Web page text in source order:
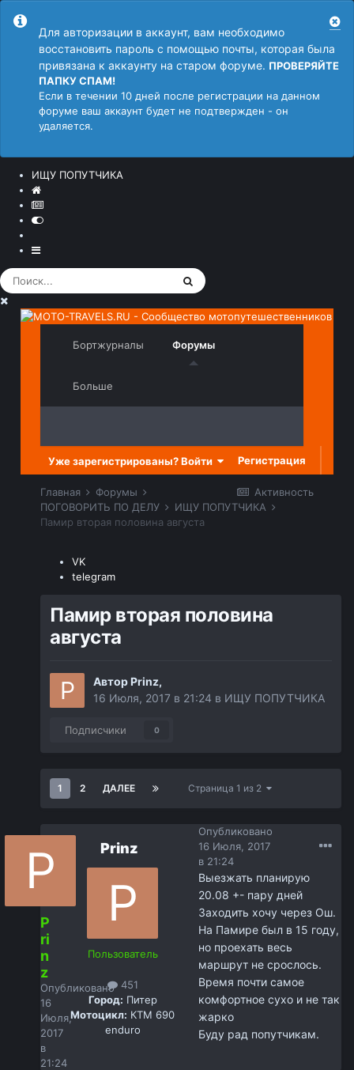
Для авторизации в аккаунт, вам необходимо
восстановить пароль с помощью почты, которая была
привязана к аккаунту на старом форуме. ПРОВЕРЯЙТЕ
ПАПКУ СПАМ!
Если в течении 10 дней после регистрации на данном
форуме ваш аккаунт будет не подтвержден - он
удаляется.
ИЩУ ПОПУТЧИКА
Бортжурналы Форумы
Больше
Уже зарегистрированы? Войти Регистрация
Активность
Главная
Форумы
ПОГОВОРИТЬ ПО ДЕЛУ
ИЩУ ПОПУТЧИКА
Памир вторая половина августа
VK
telegram
Памир вторая половина
августа
Автор Prinz,
16 Июля, 2017 в 21:24 в ИЩУ ПОПУТЧИКА
Подписчики 0
1 2 ДАЛЕЕ Страница 1 из 2
P
ri
n
z
Опубликовано
16
Июля,
2017
в
21:24
Prinz
Пользователь
451
Город: Питер
Мотоцикл: КТМ 690
enduro
Опубликовано
16 Июля, 2017
в 21:24
Выезжать планирую
20.08 +- пару дней
Заходить хочу через Ош.
На Памире был в 15 году,
но проехать весь
маршрут не срослось.
Время почти самое
комфортное сухо и не так
жарко
Буду рад попутчикам.